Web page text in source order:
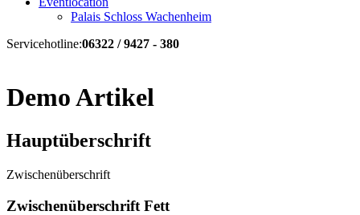
Palais Schloss Wachenheim
Servicehotline:06322 / 9427 - 380
Demo Artikel
Hauptüberschrift
Zwischenüberschrift
Zwischenüberschrift Fett